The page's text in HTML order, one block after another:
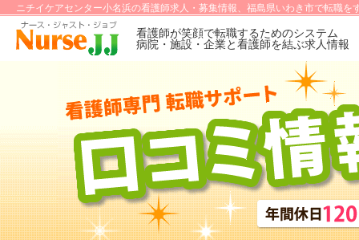
ニチイケアセンター小名浜の看護師求人・募集情報、福島県いわき市で転職を
看護師が笑顔で転職するためのシステム
病院・施設・企業と看護師を結ぶ求人情報